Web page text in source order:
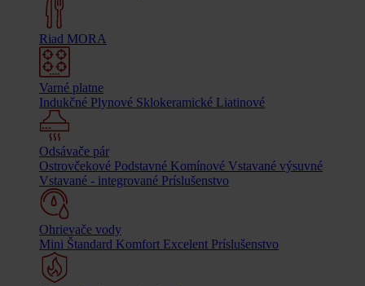
Riad MORA
Varné platne
Indukčné Plynové Sklokeramické Liatinové
Odsávače pár
Ostrovčekové Podstavné Komínové Vstavané výsuvné
Vstavané - integrované Príslušenstvo
Ohrievače vody
Mini Štandard Komfort Excelent Príslušenstvo